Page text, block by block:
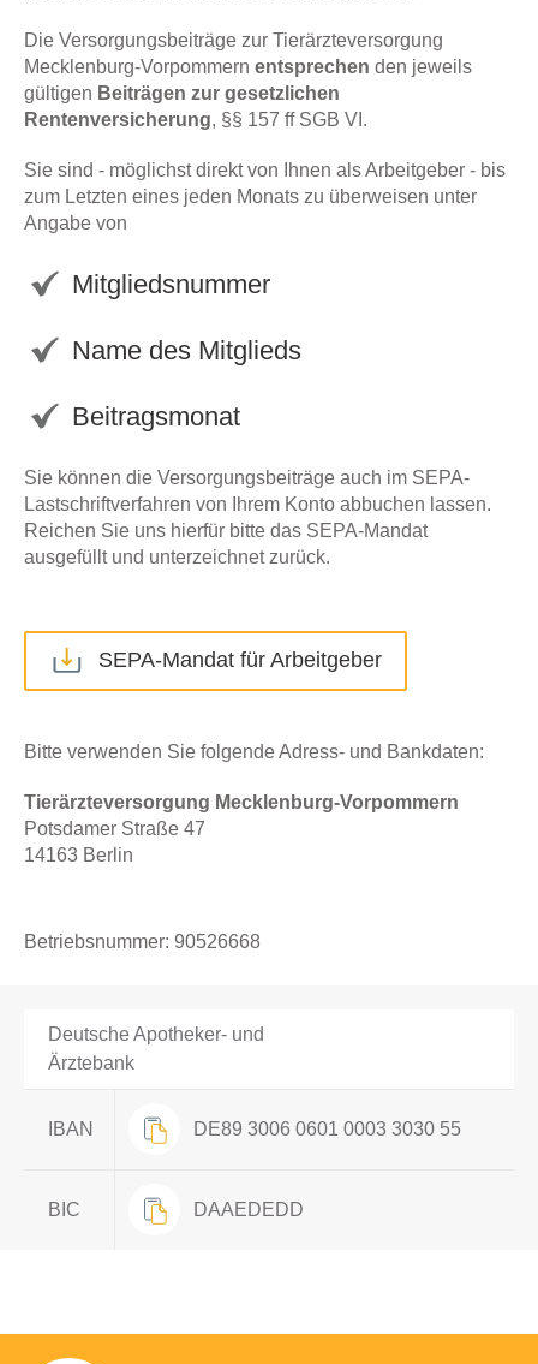
Die Versorgungsbeiträge zur Tierärzteversorgung
Mecklenburg-Vorpommern entsprechen den jeweils
gültigen Beiträgen zur gesetzlichen
Rentenversicherung, §§ 157 ff SGB VI.
Sie sind - möglichst direkt von Ihnen als Arbeitgeber - bis
zum Letzten eines jeden Monats zu überweisen unter
Angabe von
Mitgliedsnummer
Name des Mitglieds
Beitragsmonat
Sie können die Versorgungsbeiträge auch im SEPA-
Lastschriftverfahren von Ihrem Konto abbuchen lassen.
Reichen Sie uns hierfür bitte das SEPA-Mandat
ausgefüllt und unterzeichnet zurück.
SEPA-Mandat für Arbeitgeber
Bitte verwenden Sie folgende Adress- und Bankdaten:
Tierärzteversorgung Mecklenburg-Vorpommern
Potsdamer Straße 47
14163 Berlin
Betriebsnummer: 90526668
Deutsche Apotheker- und
Ärztebank
IBAN DE89 3006 0601 0003 3030 55
BIC DAAEDEDD